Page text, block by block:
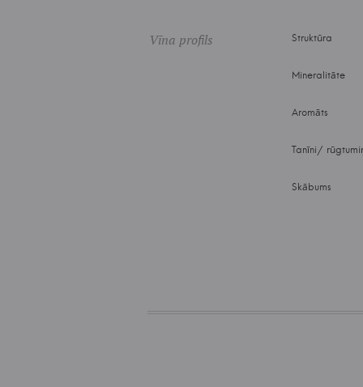
Vīna profils Struktūra
Mineralitāte
Aromāts
Tanīni/
Skābums